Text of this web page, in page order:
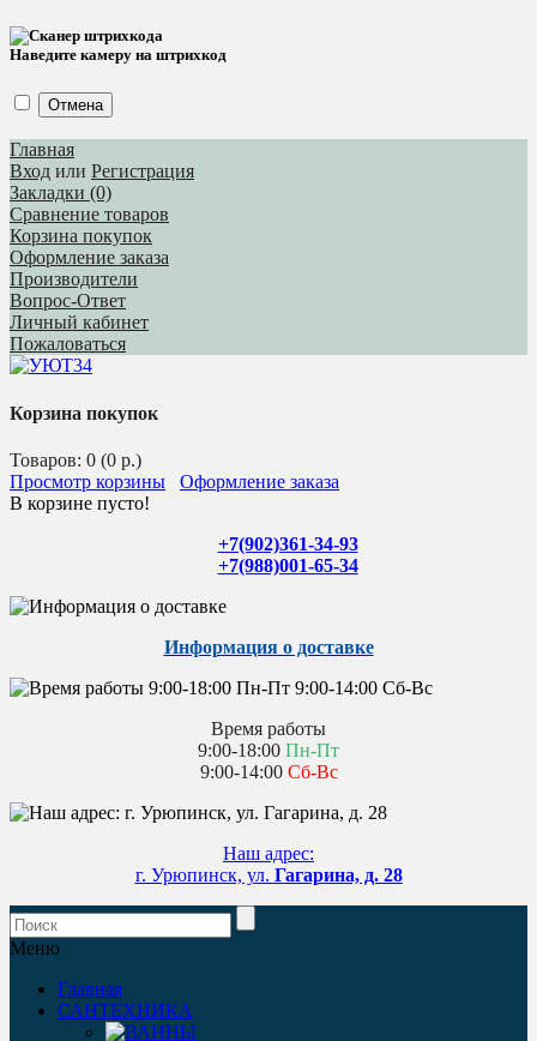
Наведите камеру на штрихкод
Отмена
Главная
Вход или Регистрация
Закладки (0)
Сравнение товаров
Корзина покупок
Оформление заказа
Производители
Вопрос-Ответ
Личный кабинет
Пожаловаться
Корзина покупок
Товаров: 0 (0 р.)
Просмотр корзины
Оформление заказа
В корзине пусто!
+7(902)361-34-93
+7(988)001-65-34
Информация о доставке
Время работы
9:00-18:00 Пн-Пт
9:00-14:00 Сб-Вс
Наш адрес:
г. Урюпинск, ул. Гагарина, д. 28
Меню
Главная
САНТЕХНИКА